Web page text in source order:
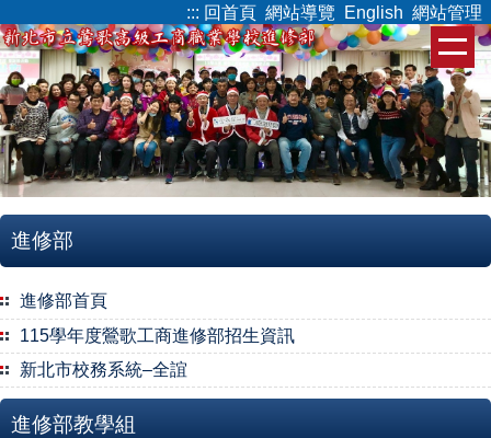
到
主
要
內
容
區
::: 回首頁 網站導覽 English 網站管理
進修部
進修部首頁
115學年度鶯歌工商進修部招生資訊
新北市校務系統–全誼
進修部教學組